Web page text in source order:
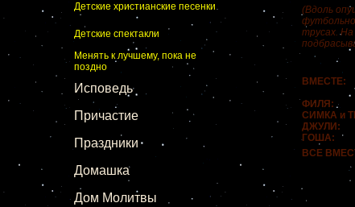
Детские христианские песенки
Детские спектакли
Менять к лучшему, пока не
поздно
Исповедь
Причастие
Праздники
Домашка
Дом Молитвы
(Вдоль
трусах.
ВМЕСТЕ:
ФИЛЯ:
СИМКА и
ДЖУЛИ:
ГОША:
ВСЕ
Тра-